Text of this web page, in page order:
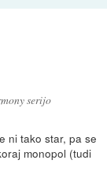
serijo
ni tako star, pa se
monopol (tudi